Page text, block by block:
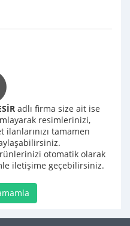
adlı firma size ait ise
resimlerinizi,
tamamen
otomatik olarak
iletişime geçebilirsiniz.